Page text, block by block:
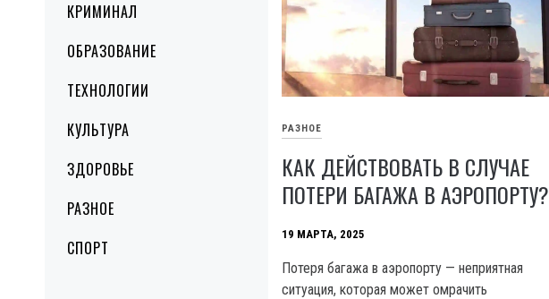
КРИМИНАЛ
ОБРАЗОВАНИЕ
ТЕХНОЛОГИИ
КУЛЬТУРА
ЗДОРОВЬЕ
РАЗНОЕ
СПОРТ
РАЗНОЕ
КАК ДЕЙСТВОВАТЬ В СЛУЧАЕ
ПОТЕРИ БАГАЖА В АЭРОПОРТУ?
19 МАРТА, 2025
Потеря багажа в аэропорту — неприятная
ситуация, которая может омрачить